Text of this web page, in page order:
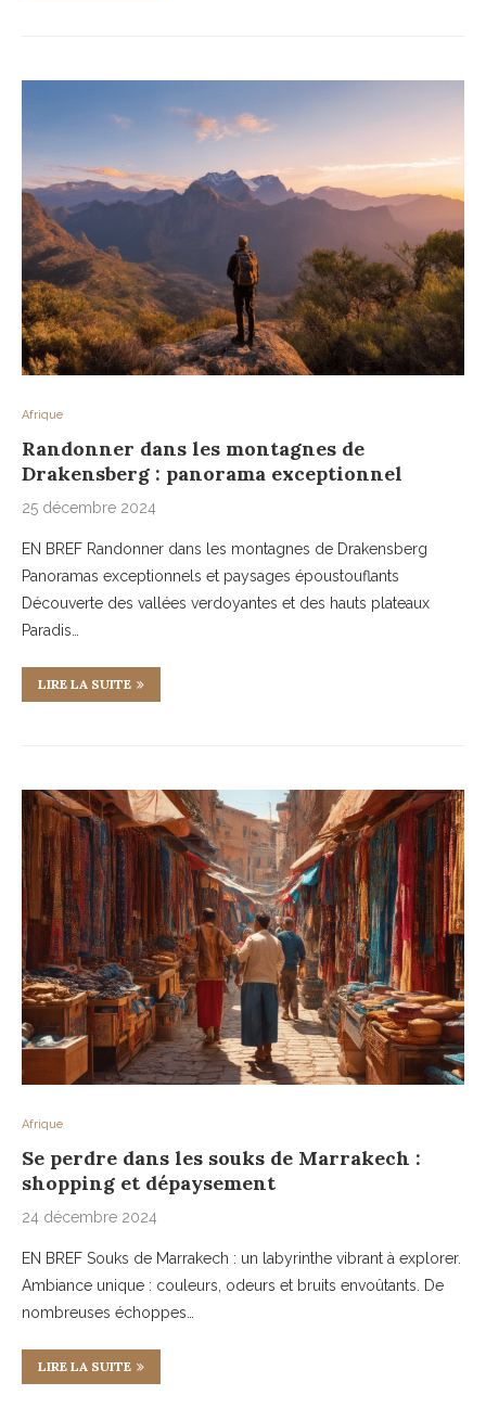
Afrique
Randonner dans les montagnes de
Drakensberg : panorama exceptionnel
25 décembre 2024
EN BREF Randonner dans les montagnes de Drakensberg
Panoramas exceptionnels et paysages époustouflants
Découverte des vallées verdoyantes et des hauts plateaux
Paradis…
LIRE LA SUITE
Afrique
Se perdre dans les souks de Marrakech :
shopping et dépaysement
24 décembre 2024
EN BREF Souks de Marrakech : un labyrinthe vibrant à explorer.
Ambiance unique : couleurs, odeurs et bruits envoûtants. De
nombreuses échoppes…
LIRE LA SUITE